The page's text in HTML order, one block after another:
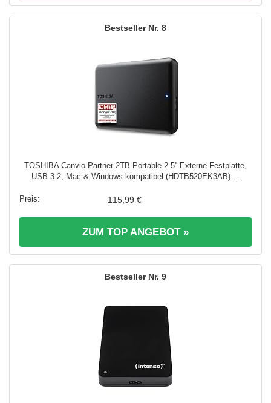
8
TOSHIBA Canvio Partner 2TB Portable 2.5'' Externe Festplatte,
USB 3.2, Mac & Windows kompatibel (HDTB520EK3AB) ...
115,99 €
ZUM TOP ANGEBOT »
9